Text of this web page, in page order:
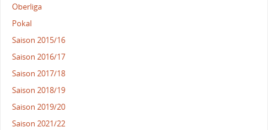
Oberliga
Pokal
Saison 2015/16
Saison 2016/17
Saison 2017/18
Saison 2018/19
Saison 2019/20
Saison 2021/22